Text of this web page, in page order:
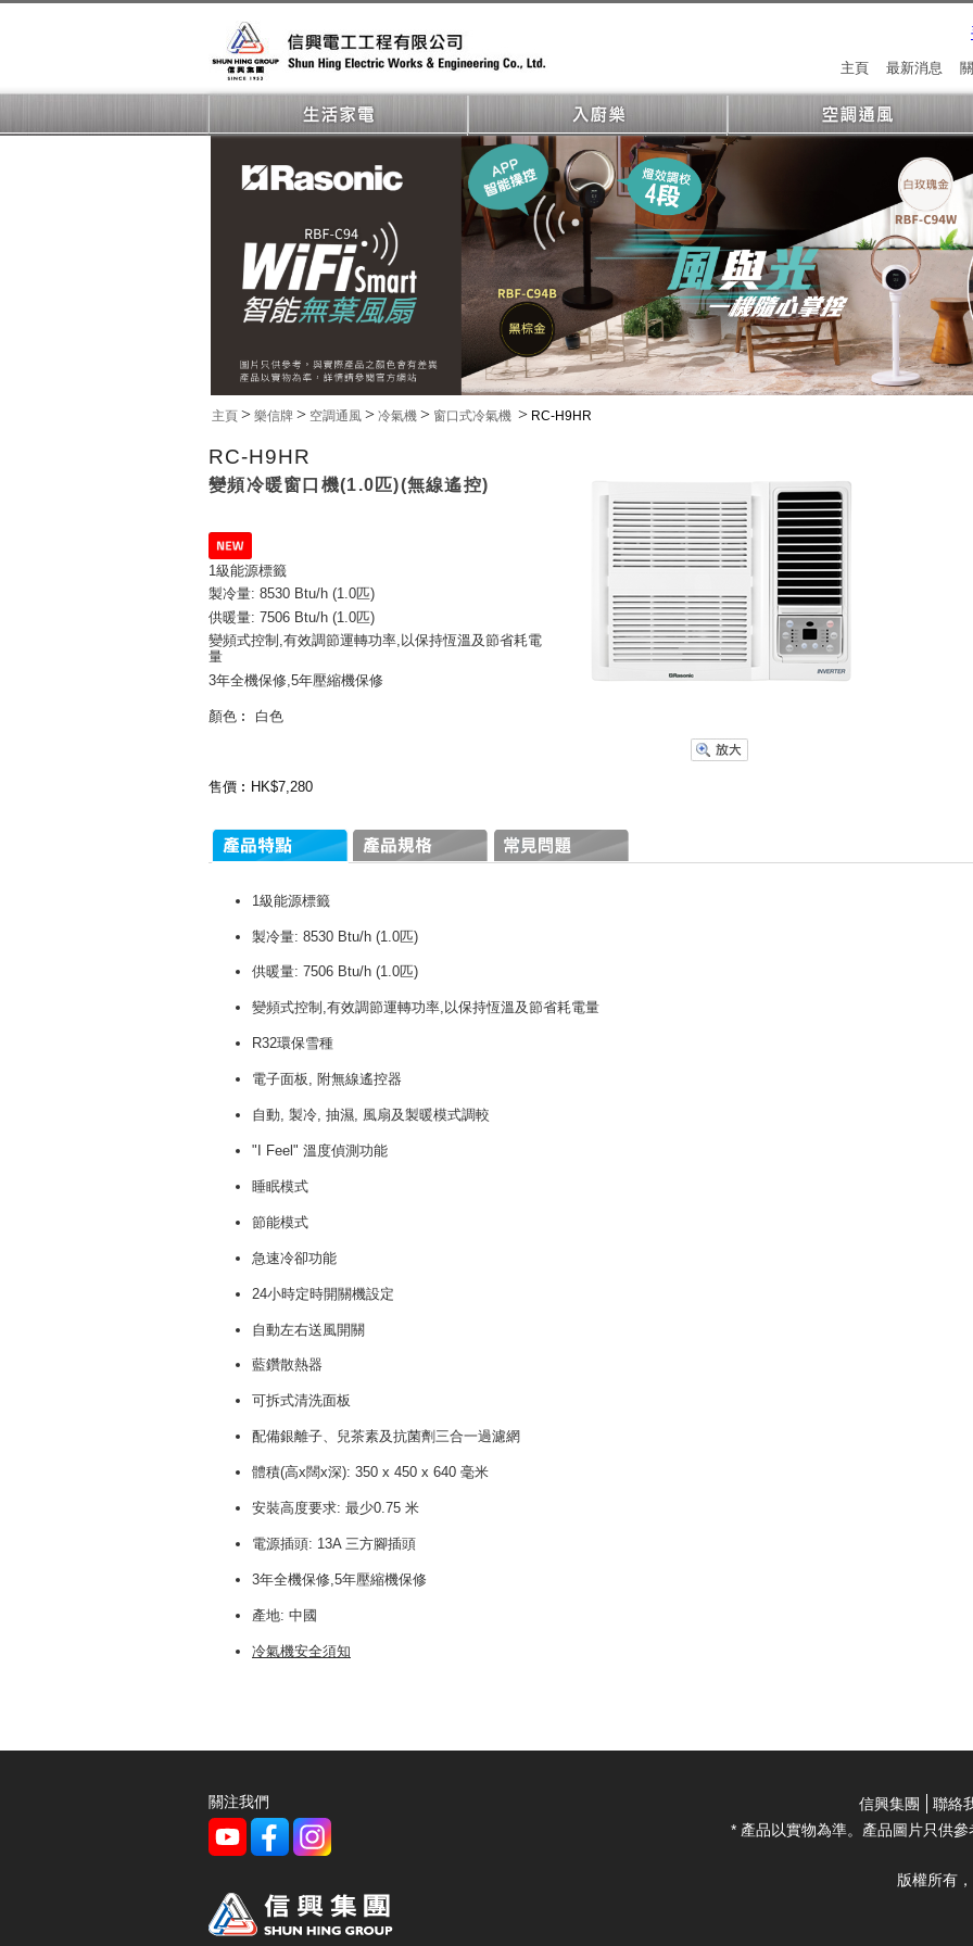
最新消息
主頁
主頁 > 樂信牌 > 空調通風 > 冷氣機 > 窗口式冷氣機 > RC-H9HR
RC-H9HR
變頻冷暖窗口機(1.0匹)(無線遙控)
1級能源標籤
製冷量: 8530 Btu/h (1.0匹)
供暖量: 7506 Btu/h (1.0匹)
變頻式控制 ,有效調節運轉功率,以保持恆溫及節省耗電
量
3年全機保修,5年壓縮機保修
顏色︰ 白色
售價︰HK$7,280
1級能源標籤
製冷量: 8530 Btu/h (1.0匹)
供暖量: 7506 Btu/h (1.0匹)
變頻式控制 ,有效調節運轉功率,以保持恆溫及節省耗電量
R32環保雪種
電子面板, 附無線遙控器
自動, 製冷, 抽濕, 風扇及製暖模式調較
"I Feel" 溫度偵測功能
睡眠模式
節能模式
急速冷卻功能
24小時定時開關機設定
自動左右送風開關
藍鑽散熱器
可拆式清洗面板
配備銀離子、兒茶素及抗菌劑三合一過濾網
體積(高x闊x深): 350 x 450 x 640 毫米
安裝高度要求: 最少0.75 米
電源插頭: 13A 三方腳插頭
3年全機保修,5年壓縮機保修
產地: 中國
冷氣機安全須知
關注我們 信興集團
聯絡
* 產品以實物為準。產品圖片只供
版權所有